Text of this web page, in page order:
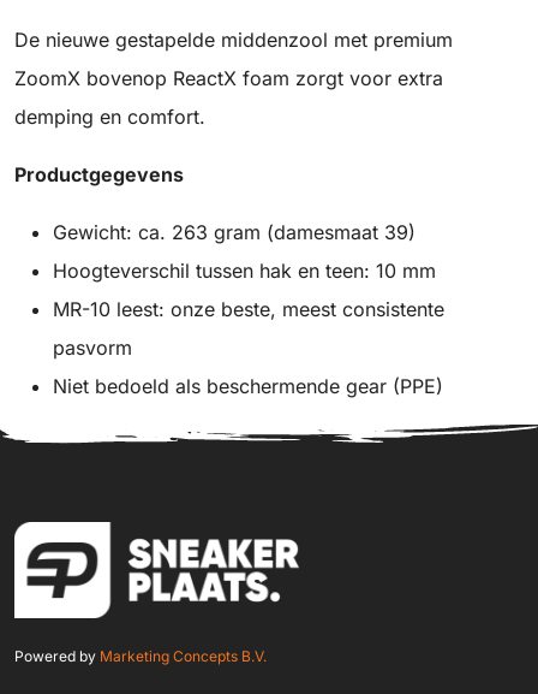
De nieuwe gestapelde middenzool met premium
ZoomX bovenop ReactX foam zorgt voor extra
demping en comfort.
Productgegevens
Gewicht: ca. 263 gram (damesmaat 39)
Hoogteverschil tussen hak en teen: 10 mm
MR-10 leest: onze beste, meest consistente
pasvorm
Niet bedoeld als beschermende gear (PPE)
Powered by Marketing Concepts B.V.